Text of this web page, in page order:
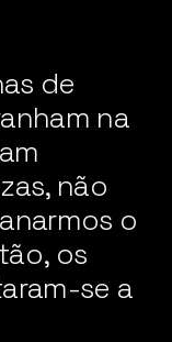
de
na
não
o
os
se a